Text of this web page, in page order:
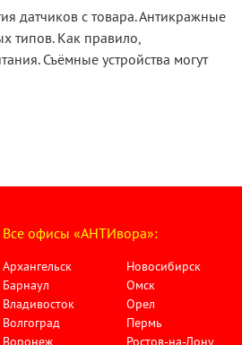
датчиков с товара. Антикражные
типов. Как правило,
Съёмные устройства могут
Все офисы «АНТИвора»:
Архангельск
Барнаул
Владивосток
Волгоград
Воронеж
Новосибирск
Омск
Орел
Пермь
Ростов-на-Дону